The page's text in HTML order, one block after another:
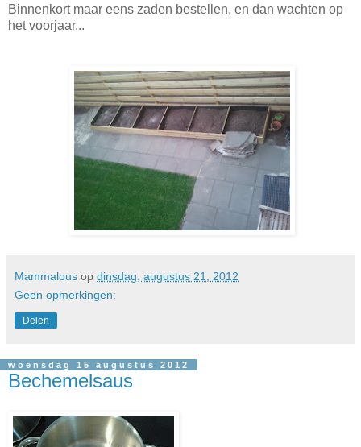
Binnenkort maar eens zaden bestellen, en dan wachten op
het voorjaar...
Mammalous op dinsdag, augustus 21, 2012
Geen opmerkingen:
Delen
woensdag 15 augustus 2012
Bechemelsaus